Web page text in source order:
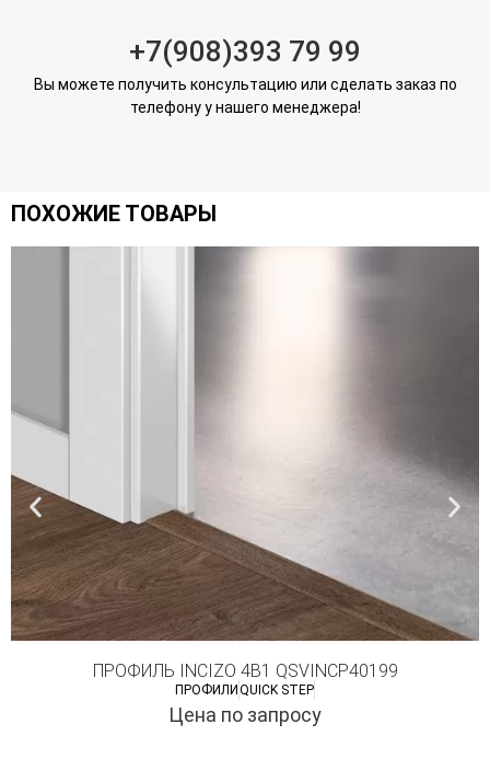
+7(908)393 79 99
Вы можете получить консультацию или сделать заказ по
телефону у нашего менеджера!
ПОХОЖИЕ ТОВАРЫ
ПРОФИЛЬ INCIZO 4В1 QSVINCP40199
ПРОФИЛИ QUICK STEP
Цена по запросу